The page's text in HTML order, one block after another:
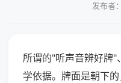
发布者
所谓的"听声音辨好牌
学依据。牌面是朝下